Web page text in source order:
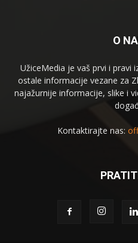
O
UžiceMedia je vaš prvi i pravi
ostale informacije vezane za
najažurnije informacije, slike i
Kontaktirajte nas: